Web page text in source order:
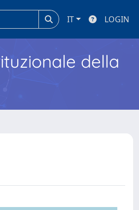
IT LOGIN
della